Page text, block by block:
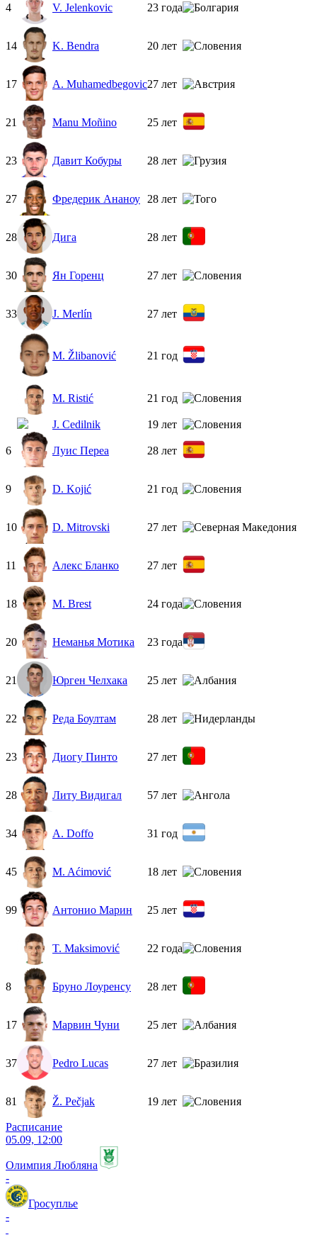
4 V. Jelenkovic 23 года
14 K. Bendra 20 лет
17 A. Muhamedbegovic27 лет
21 Manu Moñino 25 лет
23 Давит Кобуры 28 лет
27 Фредерик Ананоу 28 лет
28 Дига 28 лет
30 Ян Горенц 27 лет
33 J. Merlín 27 лет
M. Žlibanović 21 год
M. Ristić 21 год
J. Cedilnik 19 лет
6 Луис Переа 28 лет
9 D. Kojić 21 год
10 D. Mitrovski 27 лет
11 Алекс Бланко 27 лет
18 M. Brest 24 года
20 Неманья Мотика 23 года
21 Юрген Челхака 25 лет
22 Реда Боултам 28 лет
23 Диогу Пинто 27 лет
28 Литу Видигал 57 лет
34 A. Doffo 31 год
45 M. Aćimović 18 лет
99 Антонио Марин 25 лет
T. Maksimović 22 года
8 Бруно Лоуренсу 28 лет
17 Марвин Чуни 25 лет
37 Pedro Lucas 27 лет
81 Ž. Pečjak 19 лет
Расписание
05.09, 12:00
Олимпия Любляна
-
Гросуплье
-